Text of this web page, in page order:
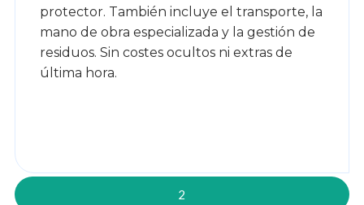
2
protector. También incluye el transporte, la
mano de obra especializada y la gestión de
residuos. Sin costes ocultos ni extras de
última hora.